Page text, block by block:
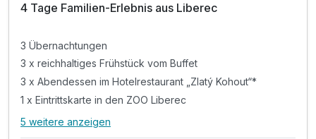
4 Tage Familien-Erlebnis aus Liberec
3 Übernachtungen
3 x reichhaltiges Frühstück vom Buffet
3 x Abendessen im Hotelrestaurant „Zlatý Kohout“*
1 x Eintrittskarte in den ZOO Liberec
Alle Inklusivleistungen
5 weitere anzeigen